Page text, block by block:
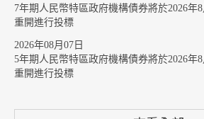
7年期人民幣特區政府機構債券將於2026年
重開進行投標
2026年08月07日
5年期人民幣特區政府機構債券將於2026年
重開進行投標